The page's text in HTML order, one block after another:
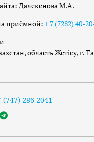
Далекенова М.А.
приёмной: + 7 (7282) 40-
область Жетісу, г.
(747) 286 2041